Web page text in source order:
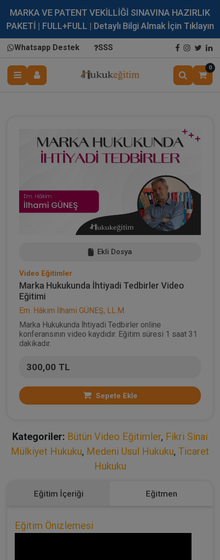
MARKA VE PATENT VEKİLLİĞİ SINAVINA HAZIRLIK
PAKETİ | FULL+FULL | Detaylı Bilgi Almak İçin Tıklayın
Whatsapp Destek SSS
0
Ekli Dosya
Video Eğitimler
Marka Hukukunda İhtiyadi Tedbirler Video
Eğitimi
Em. Hâkim İlhami GÜNEŞ, LL.M
Marka Hukukunda İhtiyadi Tedbirler online
konferansının video kaydıdır. Eğitim süresi 1 saat 31
dakikadır.
300,00 TL
Sepete Ekle
Kategoriler: Bütün Video Eğitimler, Fikri Sinai
Mülkiyet Hukuku, Medeni Usul Hukuku, Ticaret
Hukuku
Eğitim İçeriği Eğitmen
Eğitim Önizlemesi